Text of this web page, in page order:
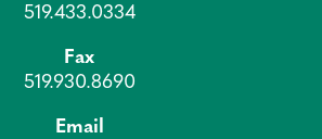
519.433.0334
Fax
519.930.8690
Email